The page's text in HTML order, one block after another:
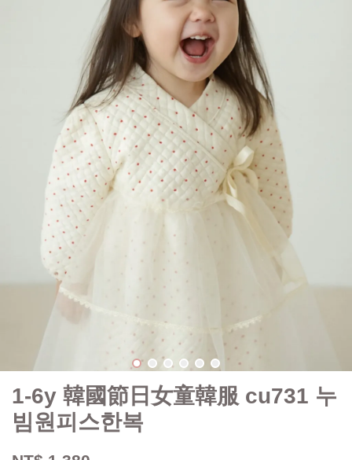
1-6y 韓國節日女童韓服 cu731 누
빔원피스한복